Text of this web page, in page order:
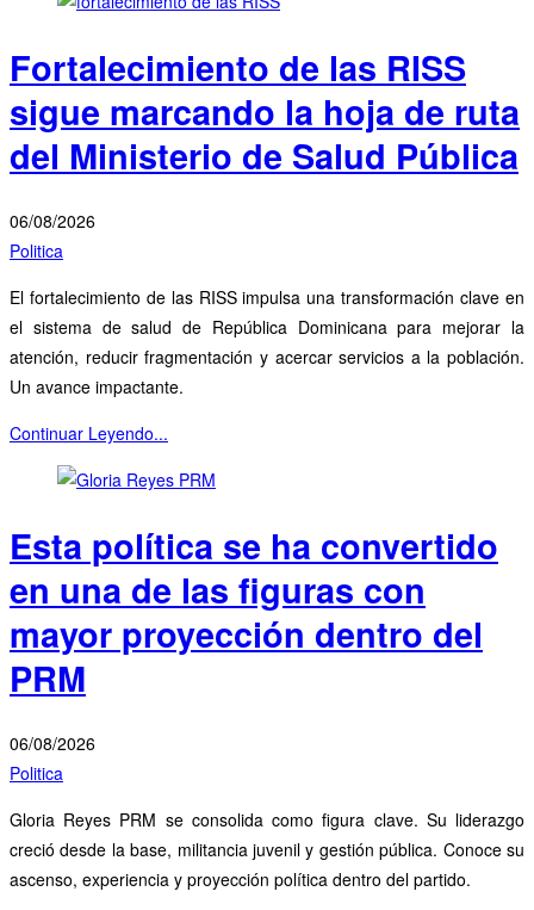
Fortalecimiento de las RISS
sigue marcando la hoja de ruta
del Ministerio de Salud Pública
06/08/2026
Politica
El fortalecimiento de las RISS impulsa una transformación clave en
el sistema de salud de República Dominicana para mejorar la
atención, reducir fragmentación y acercar servicios a la población.
Un avance impactante.
Continuar Leyendo...
Esta política se ha convertido
en una de las figuras con
mayor proyección dentro del
PRM
06/08/2026
Politica
Gloria Reyes PRM se consolida como figura clave. Su liderazgo
creció desde la base, militancia juvenil y gestión pública. Conoce su
ascenso, experiencia y proyección política dentro del partido.